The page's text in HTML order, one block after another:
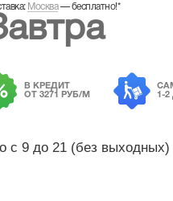
Москва—бесплатно!*
В КРЕДИТ
ОТ 3271 РУБ/М
1-2
с 9 до 21 (без выходных)